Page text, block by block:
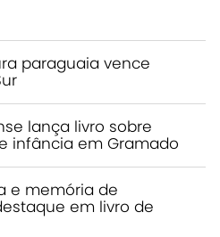
paraguaia vence
lança livro sobre
infância em Gramado
e memória de
em livro de